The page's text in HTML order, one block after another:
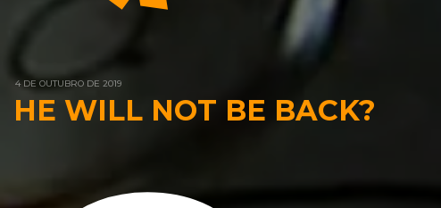
4 DE OUTUBRO DE 2019
HE WILL NOT BE BACK?